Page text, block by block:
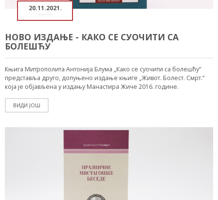
20.11.2021.
НОВО ИЗДАЊЕ - КАКО СЕ СУОЧИТИ СА
БОЛЕШЋУ
Књига Митрополита Антонија Блума „Како се суочити са болешћу“
представља друго, допуњено издање књиге „Живот. Болест. Смрт.“
која је објављена у издању Манастира Жиче 2016. године.
ВИДИ ЈОШ